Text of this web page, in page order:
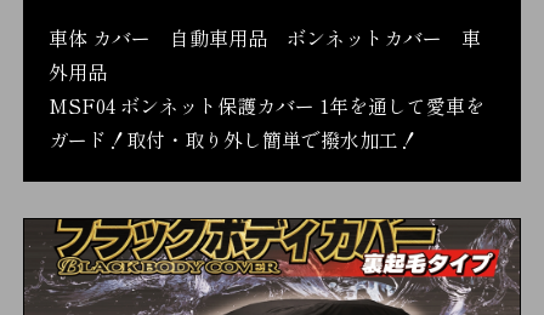
車体 カバー 自動車用品 ボンネットカバー 車
外用品
MSF04 ボンネット保護カバー 1年を通して愛車を
ガード！取付・取り外し簡単で撥水加工！